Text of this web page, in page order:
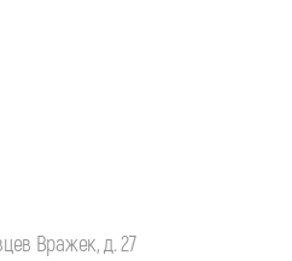
Вражек, д. 27